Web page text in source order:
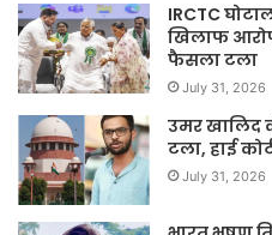
IRCTC
खिलाफ
फैसला टला
July 31, 2026
उमर खालिद
टला, हाई
July 31, 2026